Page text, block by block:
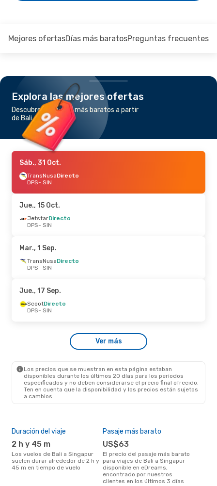
Mejores ofertasDías más baratosPreguntas frecuentes
Explora las mejores ofertas
Descubre los vuelos más baratos a partir
de Bali a Singapur
Sáb., 31 Oct.
TransNusaDirecto
DPS- SIN
Jue., 15 Oct.
JetstarDirecto
DPS- SIN
Mar., 1 Sep.
TransNusaDirecto
DPS- SIN
Jue., 17 Sep.
ScootDirecto
DPS- SIN
Ver más
Los precios que se muestran en esta página estaban
disponibles durante los últimos 20 días para los periodos
especificados y no deben considerarse el precio final ofrecido.
Ten en cuenta que la disponibilidad y los precios están sujetos
a cambios.
Duración del viaje
2 h y 45 m
Los vuelos de Bali a Singapur
suelen durar alrededor de 2 h y
45 m en tiempo de vuelo
Pasaje más barato
US$63
El precio del pasaje más barato
para viajes de Bali a Singapur
disponible en eDreams,
encontrado por nuestros
clientes en los últimos 3 días